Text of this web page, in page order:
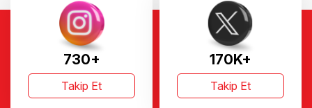
730+
Takip Et
170K+
Takip Et